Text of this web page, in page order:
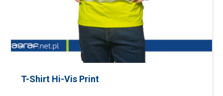
T-Shirt Hi-Vis Print